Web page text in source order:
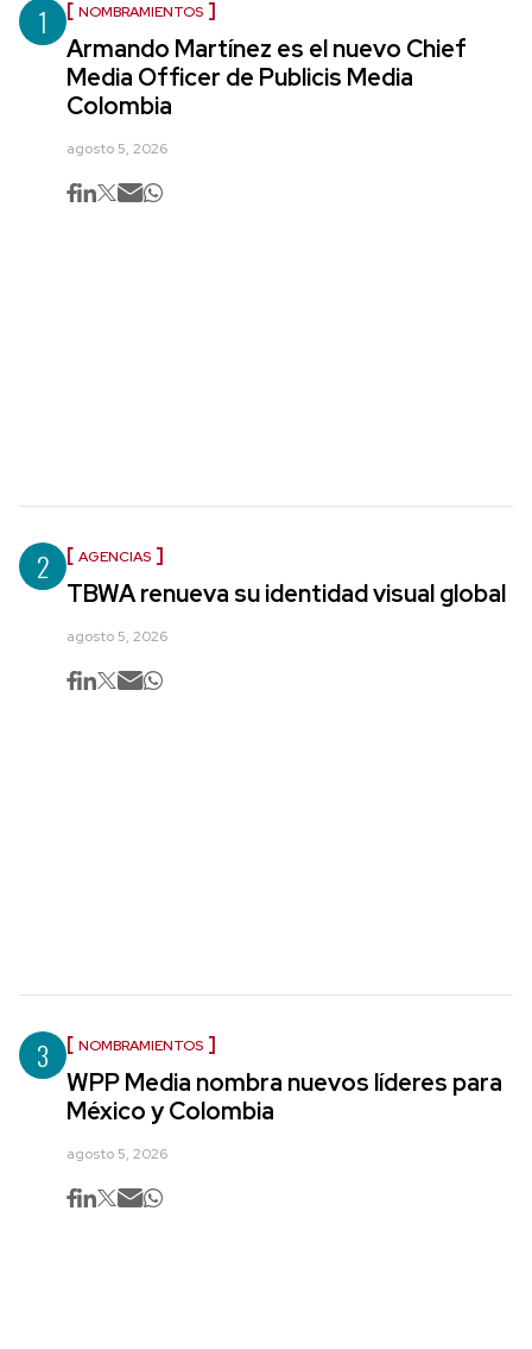
1 NOMBRAMIENTOS
Armando Martínez es el nuevo Chief
Media Officer de Publicis Media
Colombia
agosto 5, 2026
2 AGENCIAS
TBWA renueva su identidad visual global
agosto 5, 2026
3 NOMBRAMIENTOS
WPP Media nombra nuevos líderes para
México y Colombia
agosto 5, 2026